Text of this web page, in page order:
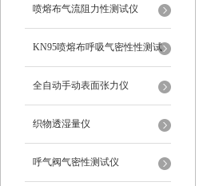
喷熔布气流阻力性测试仪
KN95喷熔布呼吸气密性性测试
仪
全自动手动表面张力仪
织物透湿量仪
呼气阀气密性测试仪